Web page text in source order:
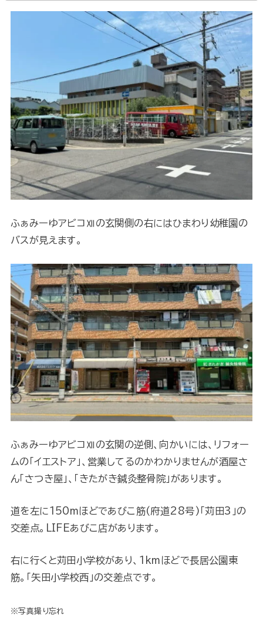
ふぁみーゆアビコⅫの玄関側の右にはひまわり幼稚園の
バスが見えます。
ふぁみーゆアビコⅫの玄関の逆側、向かいには、リフォー
ムの「イエストア」、営業してるのかわかりませんが酒屋さ
ん「さつき屋」、「きたがき鍼灸整骨院」があります。
道を左に150mほどであびこ筋(府道28号)「苅田3」の
交差点。LIFEあびこ店があります。
右に行くと苅田小学校があり、1kmほどで長居公園東
筋。「矢田小学校西」の交差点です。
※写真撮り忘れ